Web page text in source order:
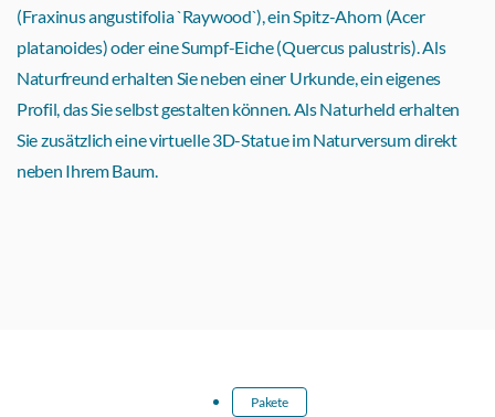
(Fraxinus angustifolia `Raywood`), ein Spitz-Ahorn (Acer
platanoides) oder eine Sumpf-Eiche (Quercus palustris). Als
Naturfreund erhalten Sie neben einer Urkunde, ein eigenes
Profil, das Sie selbst gestalten können. Als Naturheld erhalten
Sie zusätzlich eine virtuelle 3D-Statue im Naturversum direkt
neben Ihrem Baum.
Pakete